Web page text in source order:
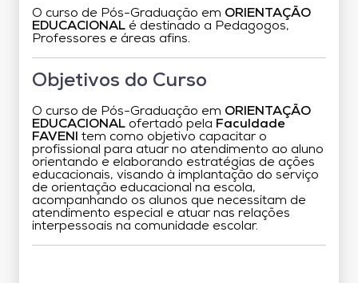
O curso de Pós-Graduação em ORIENTAÇÃO
EDUCACIONAL é destinado a Pedagogos,
Professores e áreas afins.
Objetivos do Curso
O curso de Pós-Graduação em ORIENTAÇÃO
EDUCACIONAL ofertado pela Faculdade
FAVENI
tem como objetivo capacitar o
profissional para atuar no atendimento ao aluno
orientando e elaborando estratégias de ações
educacionais, visando à implantação do serviço
de orientação educacional na escola,
acompanhando os alunos que necessitam de
atendimento especial e atuar nas relações
interpessoais na comunidade escolar.